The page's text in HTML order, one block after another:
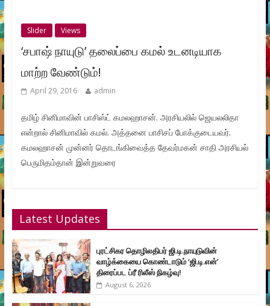
Slider Views
‘சபாஷ் நாயுடு’ தலைப்பை கமல் உடனடியாக
மாற்ற வேண்டும்!
April 29, 2016 admin
தமிழ் சினிமாவின் பாசிஸ்ட் கமலஹாசன். அரசியலில் ஜெயலலிதா
என்றால் சினிமாவில் கமல். அத்தனை பாசிசப் போக்குடையவர்.
கமலஹாசன் முன்னர் தொடங்கிவைத்த தேவர்மகன் சாதி அரசியல்
பெருமிதம்தான் இன்றுவரை
Latest Updates
புரட்சிகர தொழிலதிபர் ஜி.டி.நாயுடுவின்
வாழ்க்கையை கொண்டாடும் ‘ஜி.டி.என்’
திரைப்பட ப்ரீ ரிலீஸ் நிகழ்வு!
August 6, 2026